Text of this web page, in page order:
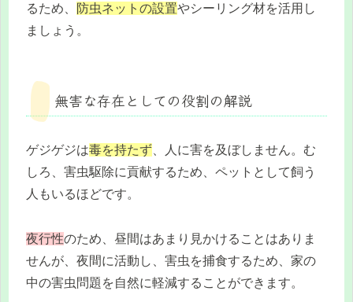
るため、
防虫ネットの設置やシーリング材を活用し
ましょう。
無害な存在としての役割の解説
ゲジゲジは毒を持たず 、人に害を及ぼしません。む
しろ、害虫駆除に貢献するため、ペットとして飼う
人もいるほどです。
夜行性のため、昼間はあまり見かけることはありま
せんが、夜間に活動し、害虫を捕食するため、家の
中の害虫問題を自然に軽減することができます。